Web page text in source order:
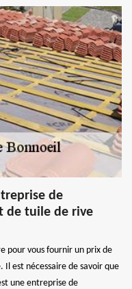
de
de tuile de rive
pour vous fournir un prix de
est nécessaire de savoir que
une entreprise de